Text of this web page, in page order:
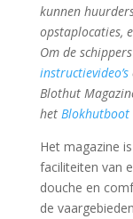
kunnen
opstaplocaties,
Om de
instructievideo’s
Blothut
het Blokhutboot
Het magazine
faciliteiten van
douche en
de